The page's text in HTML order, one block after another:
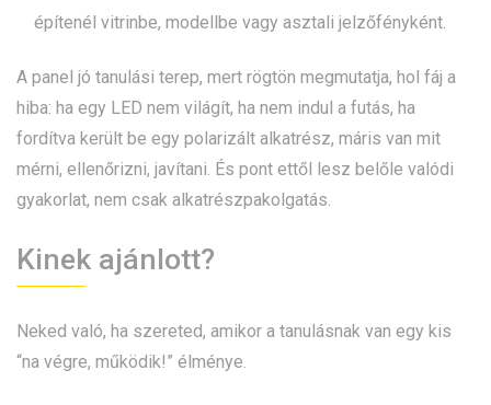
építenél vitrinbe, modellbe vagy asztali jelzőfényként.
A panel jó tanulási terep, mert rögtön megmutatja, hol fáj a
hiba: ha egy LED nem világít, ha nem indul a futás, ha
fordítva került be egy polarizált alkatrész, máris van mit
mérni, ellenőrizni, javítani. És pont ettől lesz belőle valódi
gyakorlat, nem csak alkatrészpakolgatás.
Kinek ajánlott?
Neked való, ha szereted, amikor a tanulásnak van egy kis
“na végre, működik!” élménye.